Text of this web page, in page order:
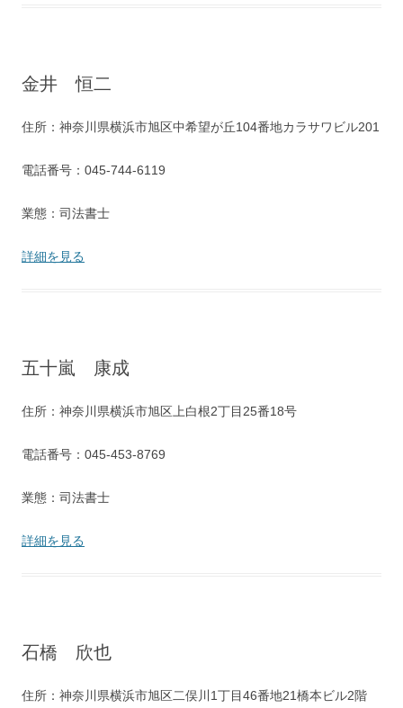
金井 恒二
住所：神奈川県横浜市旭区中希望が丘104番地カラサワビル201
電話番号：045-744-6119
業態：司法書士
詳細を見る
五十嵐 康成
住所：神奈川県横浜市旭区上白根2丁目25番18号
電話番号：045-453-8769
業態：司法書士
詳細を見る
石橋 欣也
住所：神奈川県横浜市旭区二俣川1丁目46番地21橋本ビル2階